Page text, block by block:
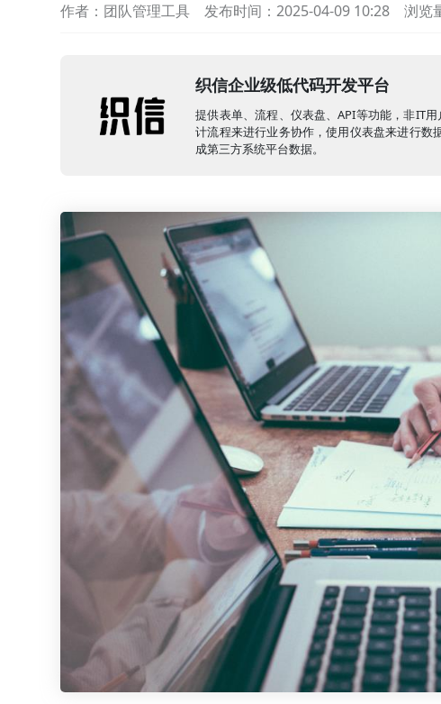
作者：团队管理工具 发布时间：2025-04-09 10:28 浏览
织信企业级低代码开发平台
提供表单、流程、仪表盘、API等功能，非IT
计流程来进行业务协作，使用仪表盘来进行数
成第三方系统平台数据。